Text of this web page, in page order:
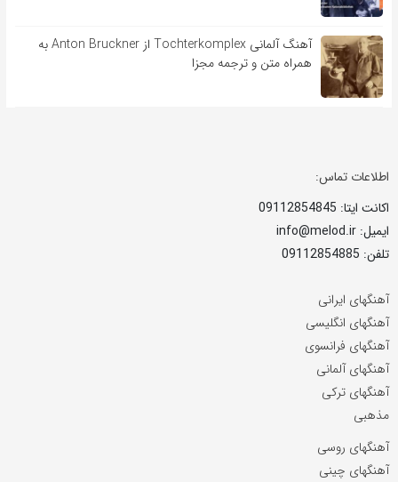
آهنگ آلمانی Tochterkomplex از Anton Bruckner به
همراه متن و ترجمه مجزا
اطلاعات تماس:
اکانت ایتا: 09112854845
ایمیل: info@melod.ir
تلفن: 09112854885
آهنگهای ایرانی
آهنگهای انگلیسی
آهنگهای فرانسوی
آهنگهای آلمانی
آهنگهای ترکی
مذهبی
آهنگهای روسی
آهنگهای چینی